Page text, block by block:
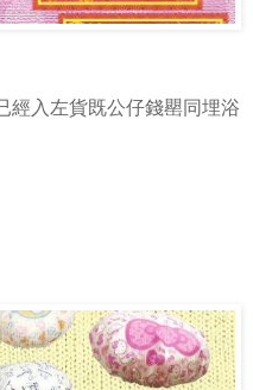
經入左貨既公仔錢罌同埋浴